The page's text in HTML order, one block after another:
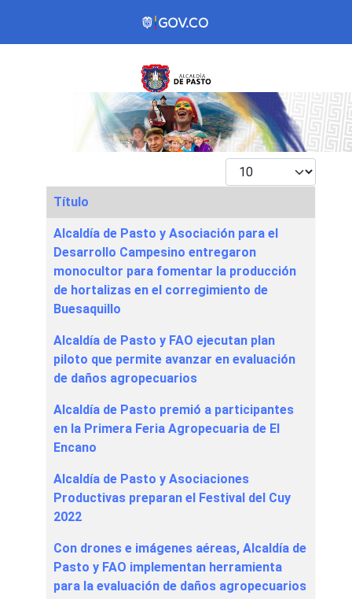
Mostrar #
Articles
Título
Alcaldía de Pasto y Asociación para el
Desarrollo Campesino entregaron
monocultor para fomentar la producción
de hortalizas en el corregimiento de
Buesaquillo
Alcaldía de Pasto y FAO ejecutan plan
piloto que permite avanzar en evaluación
de daños agropecuarios
Alcaldía de Pasto premió a participantes
en la Primera Feria Agropecuaria de El
Encano
Alcaldía de Pasto y Asociaciones
Productivas preparan el Festival del Cuy
2022
Con drones e imágenes aéreas, Alcaldía de
Pasto y FAO implementan herramienta
para la evaluación de daños agropecuarios